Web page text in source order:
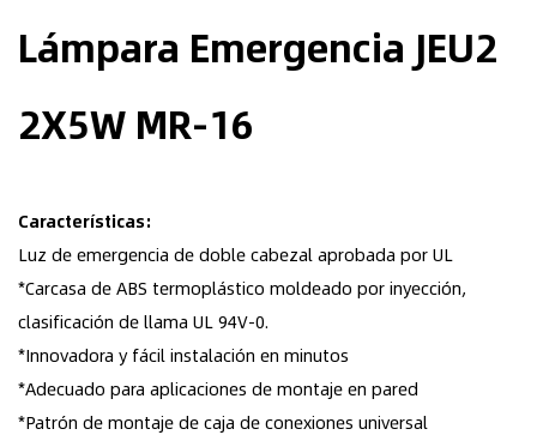
Lámpara Emergencia JEU2
2X5W MR-16
Características:
Luz de emergencia de doble cabezal aprobada por UL
*Carcasa de ABS termoplástico moldeado por inyección,
clasificación de llama UL 94V-0.
*Innovadora y fácil instalación en minutos
*Adecuado para aplicaciones de montaje en pared
*Patrón de montaje de caja de conexiones universal